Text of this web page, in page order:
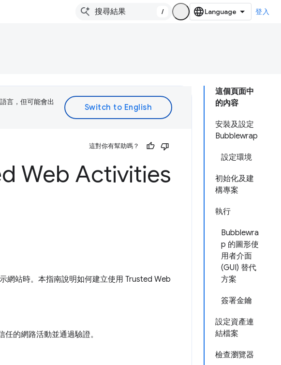
/ 登入
這個頁面中
的內容
安裝及設定
Bubblewrap
設定環境
初始化及建
構專案
執行
Bubblewra
p 的圖形使
用者介面
(GUI) 替代
方案
簽署金鑰
設定資產連
結檔案
檢查瀏覽器
言，但可能會出
這對你有幫助嗎？
Web Activities
網站時。本指南說明如何建立使用 Trusted Web
的網路活動並通過驗證。